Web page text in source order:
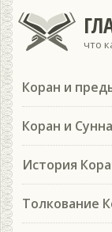
что
Коран и
Коран и Сунна
История
Толкование